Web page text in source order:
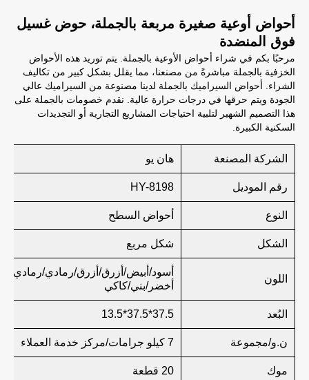
أحواض أوعية صغيرة مربعة بالجملة، حوض غسيل
فوق المنضدة
مرحبًا بكم في شراء أحواض الأوعية بالجملة. يتم توريد هذه الأحواض
الخزفية بالجملة مباشرةً من مصنعنا، مما يقلل بشكل كبير من تكاليف
الشراء. أحواض السيراميك بالجملة لدينا مصنوعة من السيراميك عالي
الجودة ويتم حرقها في درجات حرارة عالية. نقدم خصومات بالجملة على
هذا التصميم الشهير لتلبية احتياجات المشاريع التجارية أو التجديدات
السكنية الكبيرة.
الشركة المصنعة هان يو
رقم الموديل HY-8198
النوع أحواض السطح
الشكل شكل مربع
اللون
أسود/أبيض/أزرق/أزرق/رمادي/رمادي/
أخضر/بني/كاكي
البُعد 37.5*37.5*13.5
ن.و/مجموعة 7 كيلو جرامات/مركز خدمة العملاء
موك 20 قطعة